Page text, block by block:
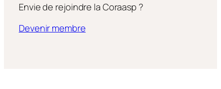
Envie de rejoindre la Coraasp ?
Devenir membre